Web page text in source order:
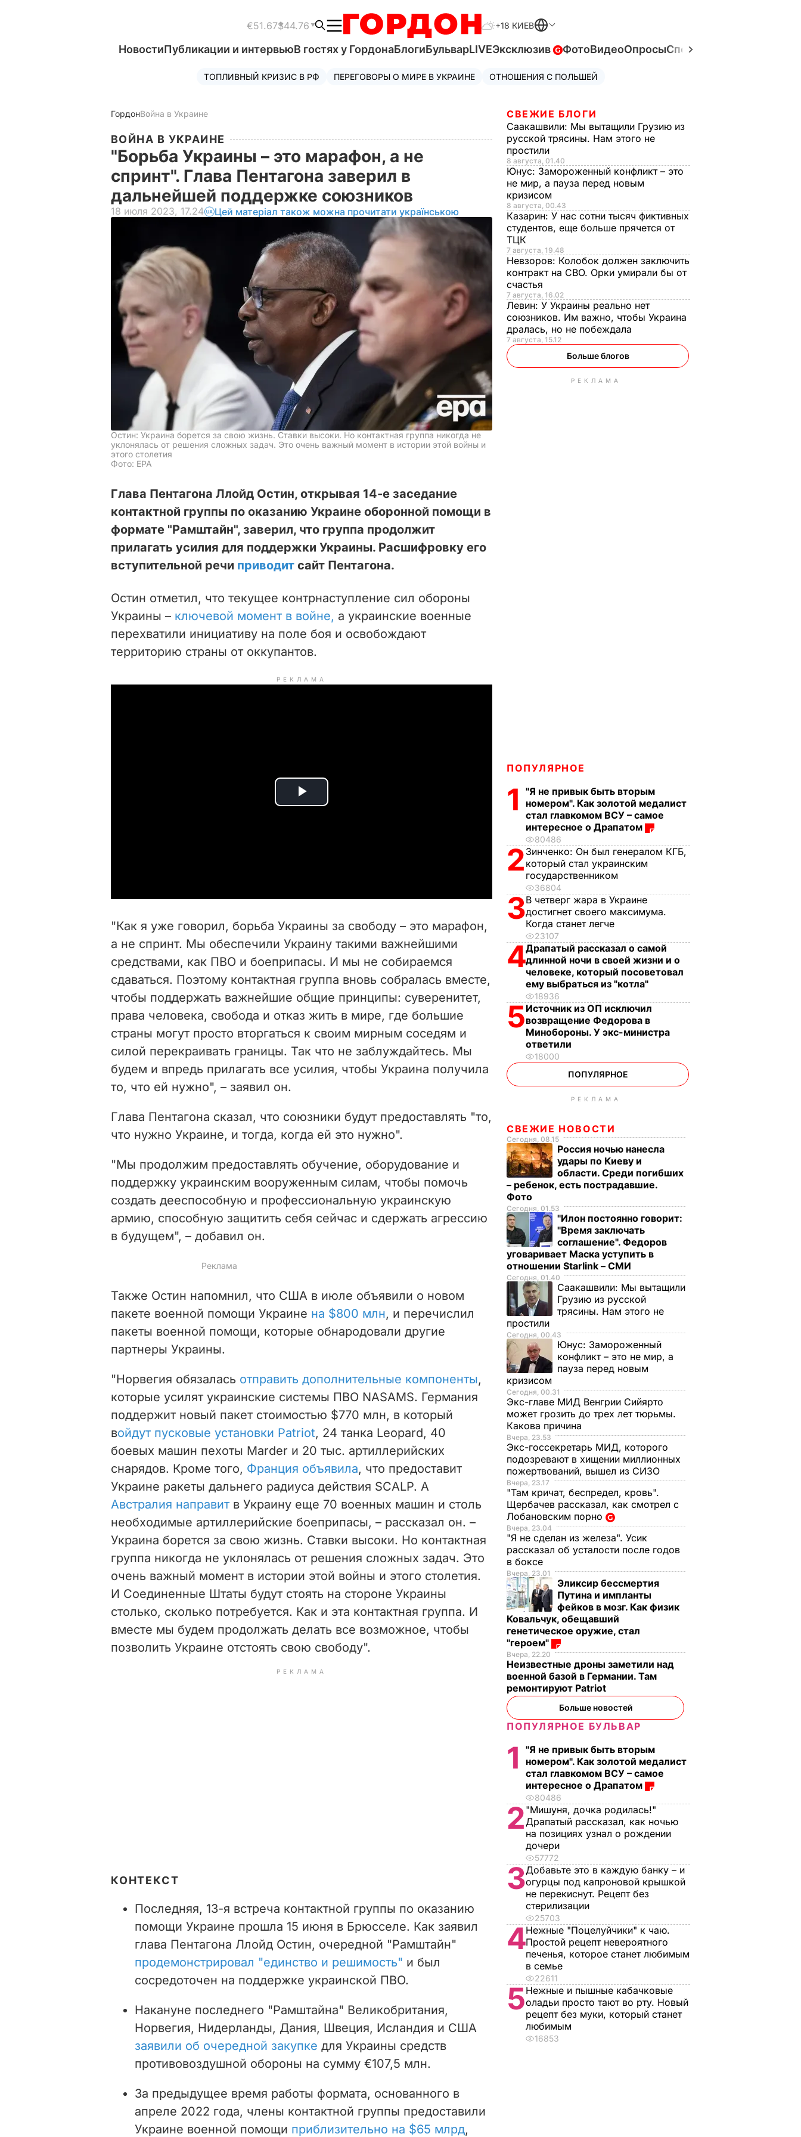
€51.67$44.76 +18 КИЕВ
НовостиПубликации и интервьюВ гостях у ГордонаБлогиБульварLIVEЭксклюзив ФотоВидеоОпросыСпецпроекты
ТОПЛИВНЫЙ КРИЗИС В РФ ПЕРЕГОВОРЫ О МИРЕ В УКРАИНЕ ОТНОШЕНИЯ С ПОЛЬШЕЙ
ГордонВойна в Украине
ВОЙНА В УКРАИНЕ
"Борьба Украины – это марафон, а не
спринт". Глава Пентагона заверил в
дальнейшей поддержке союзников
18 июля 2023, 17.24 Цей матеріал також можна прочитати українською
Остин: Украина борется за свою жизнь. Ставки высоки. Но контактная группа никогда не
уклонялась от решения сложных задач. Это очень важный момент в истории этой войны и
этого столетия
Фото: ЕРА
Глава Пентагона Ллойд Остин, открывая 14-е заседание
контактной группы по оказанию Украине оборонной помощи в
формате "Рамштайн", заверил, что группа продолжит
прилагать усилия для поддержки Украины. Расшифровку его
вступительной речи приводит сайт Пентагона.
Остин отметил, что текущее контрнаступление сил обороны
Украины – ключевой момент в войне, а украинские военные
перехватили инициативу на поле боя и освобождают
территорию страны от оккупантов.
РЕКЛАМА
P
i
d
e
o
"Как я уже говорил, борьба Украины за свободу – это марафон,
а не спринт. Мы обеспечили Украину такими важнейшими
средствами, как ПВО и боеприпасы. И мы не собираемся
сдаваться. Поэтому контактная группа вновь собралась вместе,
чтобы поддержать важнейшие общие принципы: суверенитет,
права человека, свобода и отказ жить в мире, где большие
страны могут просто вторгаться к своим мирным соседям и
силой перекраивать границы. Так что не заблуждайтесь. Мы
будем и впредь прилагать все усилия, чтобы Украина получила
то, что ей нужно", – заявил он.
Глава Пентагона сказал, что союзники будут предоставлять "то,
что нужно Украине, и тогда, когда ей это нужно".
"Мы продолжим предоставлять обучение, оборудование и
поддержку украинским вооруженным силам, чтобы помочь
создать дееспособную и профессиональную украинскую
армию, способную защитить себя сейчас и сдержать агрессию
в будущем", – добавил он.
Также Остин напомнил, что США в июле объявили о новом
пакете военной помощи Украине на $800 млн, и перечислил
пакеты военной помощи, которые обнародовали другие
партнеры Украины.
"Норвегия обязалась отправить дополнительные компоненты,
которые усилят украинские системы ПВО NASAMS. Германия
поддержит новый пакет стоимостью $770 млн, в который
войдут пусковые установки Patriot, 24 танка Leopard, 40
боевых машин пехоты Marder и 20 тыс. артиллерийских
снарядов. Кроме того, Франция объявила, что предоставит
Украине ракеты дальнего радиуса действия SCALP. А
Австралия направитв Украину еще 70 военных машин и столь
необходимые артиллерийские боеприпасы, – рассказал он. –
Украина борется за свою жизнь. Ставки высоки. Но контактная
группа никогда не уклонялась от решения сложных задач. Это
очень важный момент в истории этой войны и этого столетия.
И Соединенные Штаты будут стоять на стороне Украины
столько, сколько потребуется. Как и эта контактная группа. И
вместе мы будем продолжать делать все возможное, чтобы
позволить Украине отстоять свою свободу".
РЕКЛАМА
КОНТЕКСТ
Последняя, 13-я встреча контактной группы по оказанию
помощи Украине прошла 15 июня в Брюсселе. Как заявил
глава Пентагона Ллойд Остин, очередной "Рамштайн"
продемонстрировал "единство и решимость" и был
сосредоточен на поддержке украинской ПВО.
Накануне последнего "Рамштайна" Великобритания,
Норвегия, Нидерланды, Дания, Швеция, Исландия и США
заявили об очередной закупке для Украины средств
противовоздушной обороны на сумму €107,5 млн.
За предыдущее время работы формата, основанного в
апреле 2022 года, члены контактной группы предоставили
Украине военной помощи приблизительно на $65 млрд,
СВЕЖИЕ БЛОГИ
Саакашвили: Мы вытащили Грузию из
русской трясины. Нам этого не
простили
8 августа, 01.40
Юнус: Замороженный конфликт – это
не мир, а пауза перед новым
кризисом
8 августа, 00.43
Казарин: У нас сотни тысяч фиктивных
студентов, еще больше прячется от
ТЦК
7 августа, 19.48
Невзоров: Колобок должен заключить
контракт на СВО. Орки умирали бы от
счастья
7 августа, 16.02
Левин: У Украины реально нет
союзников. Им важно, чтобы Украина
дралась, но не побеждала
7 августа, 15.12
Больше блогов
РЕКЛАМА
ПОПУЛЯРНОЕ
1
"Я не привык быть вторым
номером". Как золотой медалист
стал главкомом ВСУ – самое
интересное о Драпатом
80486
2 Зинченко: Он был генералом КГБ,
который стал украинским
государственником
36804
3В четверг жара в Украине
достигнет своего максимума.
Когда станет легче
23107
4Драпатый рассказал о самой
длинной ночи в своей жизни и о
человеке, который посоветовал
ему выбраться из "котла"
18936
5Источник из ОП исключил
возвращение Федорова в
Минобороны. У экс-министра
ответили
18000
ПОПУЛЯРНОЕ
РЕКЛАМА
СВЕЖИЕ НОВОСТИ
Сегодня, 08.15
Россия ночью нанесла
удары по Киеву и
области. Среди погибших
– ребенок, есть пострадавшие.
Фото
Сегодня, 01.53
"Илон постоянно говорит:
"Время заключать
соглашение". Федоров
уговаривает Маска уступить в
отношении Starlink – СМИ
Сегодня, 01.40
Саакашвили: Мы вытащили
Грузию из русской
трясины. Нам этого не
простили
Сегодня, 00.43
Юнус: Замороженный
конфликт – это не мир, а
пауза перед новым
кризисом
Сегодня, 00.31
Экс-главе МИД Венгрии Сийярто
может грозить до трех лет тюрьмы.
Какова причина
Вчера, 23.53
Экс-госсекретарь МИД, которого
подозревают в хищении миллионных
пожертвований, вышел из СИЗО
Вчера, 23.17
"Там кричат, беспредел, кровь".
Щербачев рассказал, как смотрел с
Лобановским порно
Вчера, 23.04
"Я не сделан из железа". Усик
рассказал об усталости после годов
в боксе
Вчера, 23.01
Эликсир бессмертия
Путина и импланты
фейков в мозг. Как физик
Ковальчук, обещавший
генетическое оружие, стал
"героем"
Вчера, 22.20
Неизвестные дроны заметили над
военной базой в Германии. Там
ремонтируют Patriot
Больше новостей
ПОПУЛЯРНОЕ БУЛЬВАР
1
"Я не привык быть вторым
номером". Как золотой медалист
стал главкомом ВСУ – самое
интересное о Драпатом
80486
2 "Мишуня, дочка родилась!"
Драпатый рассказал, как ночью
на позициях узнал о рождении
дочери
57772
3Добавьте это в каждую банку – и
огурцы под капроновой крышкой
не перекиснут. Рецепт без
стерилизации
25703
4Нежные "Поцелуйчики" к чаю.
Простой рецепт невероятного
печенья, которое станет любимым
в семье
22611
5Нежные и пышные кабачковые
оладьи просто тают во рту. Новый
рецепт без муки, который станет
любимым
16853